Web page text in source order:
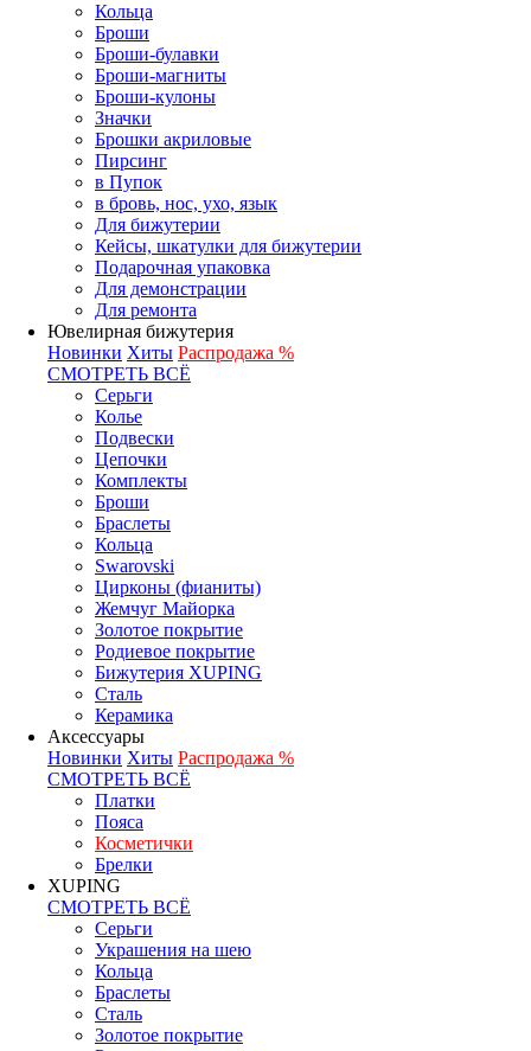
Кольца
Броши
Броши-булавки
Броши-магниты
Броши-кулоны
Значки
Брошки акриловые
Пирсинг
в Пупок
в бровь, нос, ухо, язык
Для бижутерии
Кейсы, шкатулки для бижутерии
Подарочная упаковка
Для демонстрации
Для ремонта
Ювелирная бижутерия
Новинки Хиты Распродажа %
СМОТРЕТЬ ВСЁ
Серьги
Колье
Подвески
Цепочки
Комплекты
Броши
Браслеты
Кольца
Swarovski
Цирконы (фианиты)
Жемчуг Майорка
Золотое покрытие
Родиевое покрытие
Бижутерия XUPING
Сталь
Керамика
Аксессуары
Новинки Хиты Распродажа %
СМОТРЕТЬ ВСЁ
Платки
Пояса
Косметички
Брелки
XUPING
СМОТРЕТЬ ВСЁ
Серьги
Украшения на шею
Кольца
Браслеты
Сталь
Золотое покрытие